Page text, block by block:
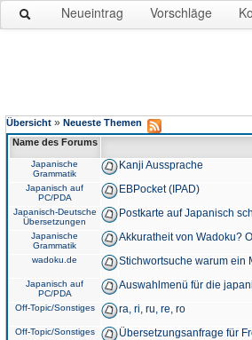
Neueintrag Vorschläge
Übersicht » Neueste Themen
Name des Forums
Japanische
Grammatik
Kanji Aussprache
Japanisch auf
PC/PDA
EBPocket (IPAD)
Japanisch-Deutsche
Übersetzungen
Postkarte auf Japanisch
Japanische
Grammatik
Akkuratheit von Wadoku?
wadoku.de Stichwortsuche warum ein
Japanisch auf
PC/PDA
Auswahlmenü für die
Off-Topic/Sonstiges ra, ri, ru, re, ro
Off-Topic/Sonstiges Übersetzungsanfrage für